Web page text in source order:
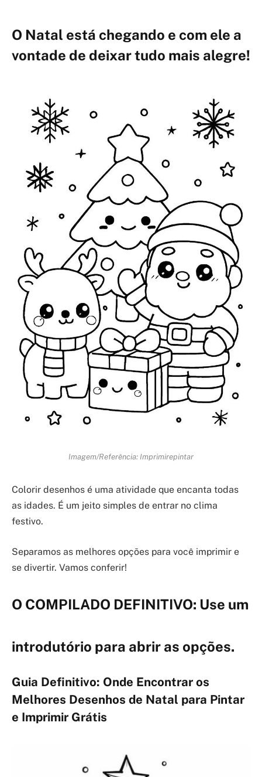
O Natal está chegando e com ele a
vontade de deixar tudo mais alegre!
Imagem/Referência: Imprimirepintar
Colorir desenhos é uma atividade que encanta todas
as idades. É um jeito simples de entrar no clima
festivo.
Separamos as melhores opções para você imprimir e
se divertir. Vamos conferir!
O COMPILADO DEFINITIVO: Use um
introdutório para abrir as opções.
Guia Definitivo: Onde Encontrar os
Melhores Desenhos de Natal para Pintar
e Imprimir Grátis